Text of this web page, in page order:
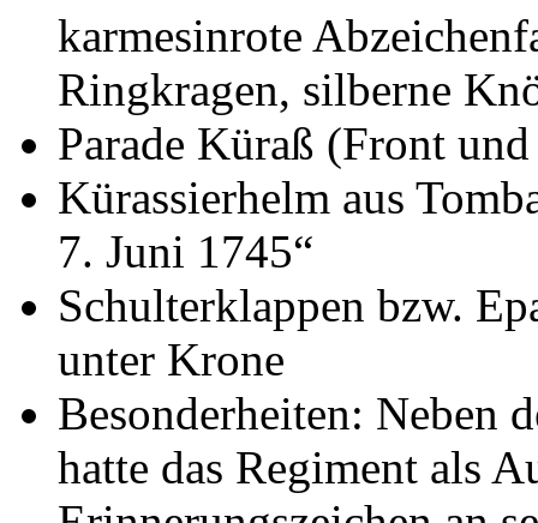
karmesinrote
Ringkragen, silberne
Parade Küraß (Front
Kürassierhelm aus
7. Juni 1745“
Schulterklappen bzw.
unter Krone
Besonderheiten: Neben
hatte das Regiment als